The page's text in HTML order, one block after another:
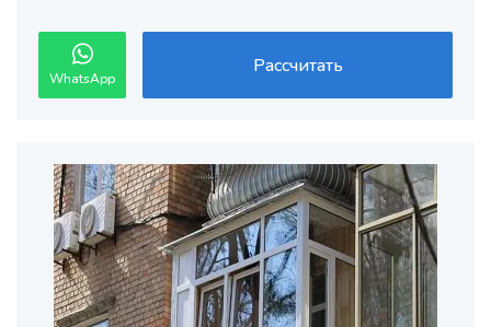
WhatsApp
Рассчитать